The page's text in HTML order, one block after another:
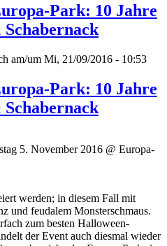
Park: 10 Jahre
Schabernack
am/um Mi, 21/09/2016 - 10:53
Park: 10 Jahre
Schabernack
5. November 2016 @ Europa-
werden; in diesem Fall mit
und feudalem Monsterschmaus.
zum besten Halloween-
der Event auch diesmal wieder